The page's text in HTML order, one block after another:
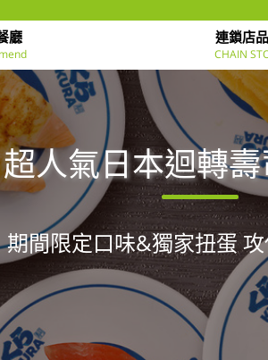
廳 連鎖店
CHAIN
超人氣日本迴轉
期間限定口味&獨家扭蛋